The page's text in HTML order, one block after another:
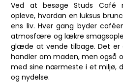
Ved at besøge Studs Café
opleve, hvordan en luksus
ens liv. Hver gang byder
atmosfære og lækre
glæde at vende tilbage. Det er
handler om maden, men også
med sine nærmeste i et miljø,
og nydelse.